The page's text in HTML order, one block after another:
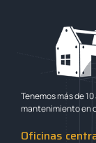
Tenemos más de
mantenimiento en
Oficinas